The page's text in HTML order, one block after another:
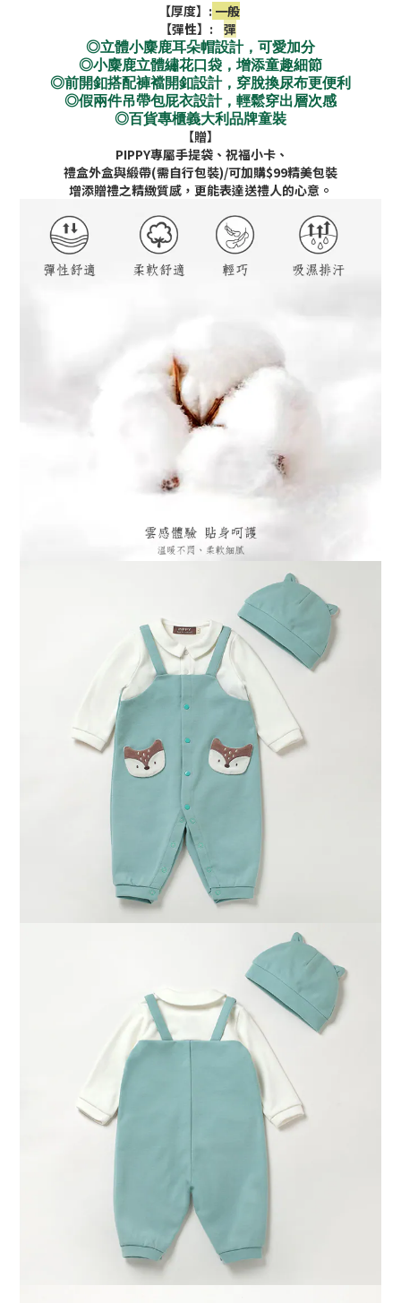
【厚度】: 一般
【彈性】: 彈
◎立體小麋鹿耳朵帽設計，可愛加分
◎小麋鹿立體繡花口袋，增添童趣細節
◎前開釦搭配褲襠開釦設計，穿脫換尿布更便利
◎假兩件吊帶包屁衣設計，輕鬆穿出層次感
◎百貨專櫃義大利品牌童裝
【贈】
PIPPY專屬手提袋、祝福小卡、
禮盒外盒與緞帶(需自行包裝)/可加購$99精美包裝
增添贈禮之精緻質感，更能表達送禮人的心意。